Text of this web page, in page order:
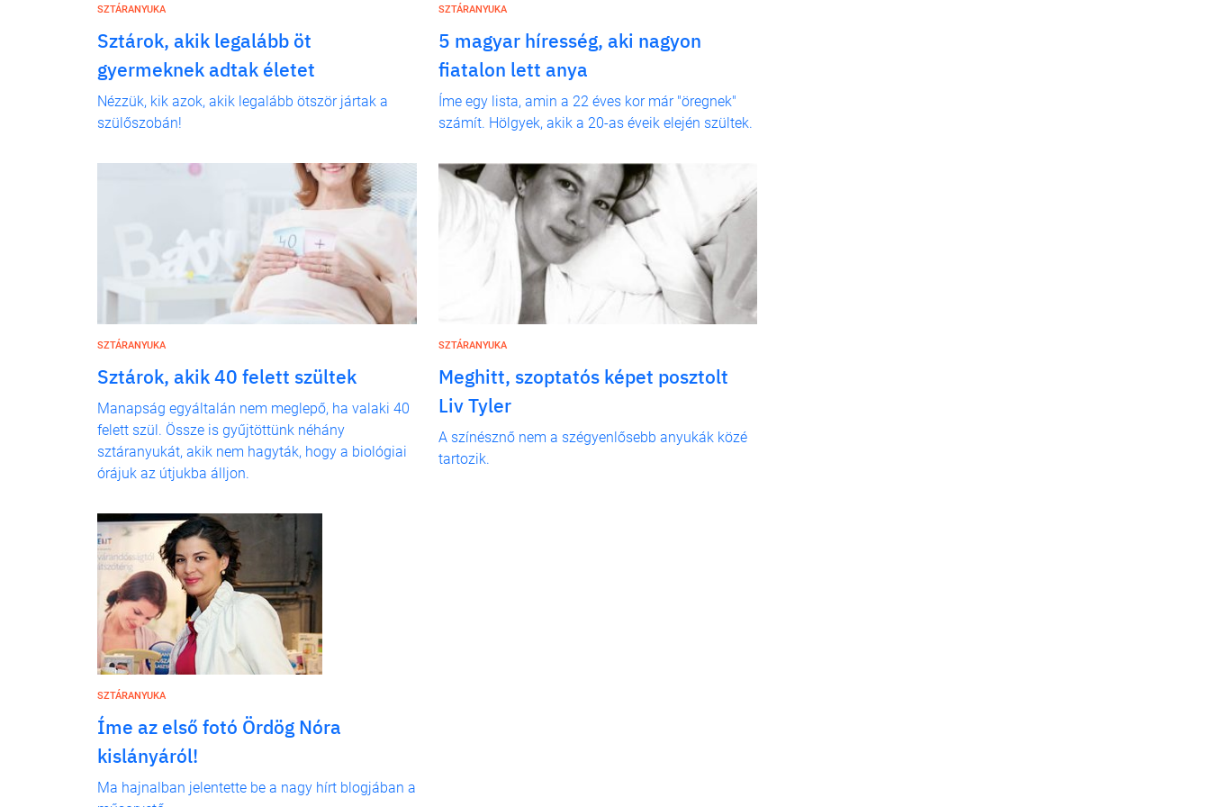
SZTÁRANYUKA
Sztárok, akik legalább öt
gyermeknek adtak életet
Nézzük, kik azok, akik legalább ötször jártak a
szülőszobán!
SZTÁRANYUKA
5 magyar híresség, aki nagyon
fiatalon lett anya
Íme egy lista, amin a 22 éves kor már "öregnek"
számít. Hölgyek, akik a 20-as éveik elején szültek.
SZTÁRANYUKA
Sztárok, akik 40 felett szültek
Manapság egyáltalán nem meglepő, ha valaki 40
felett szül. Össze is gyűjtöttünk néhány
sztáranyukát, akik nem hagyták, hogy a biológiai
órájuk az útjukba álljon.
SZTÁRANYUKA
Meghitt, szoptatós képet posztolt
Liv Tyler
A színésznő nem a szégyenlősebb anyukák közé
tartozik.
SZTÁRANYUKA
Íme az első fotó Ördög Nóra
kislányáról!
Ma hajnalban jelentette be a nagy hírt blogjában a